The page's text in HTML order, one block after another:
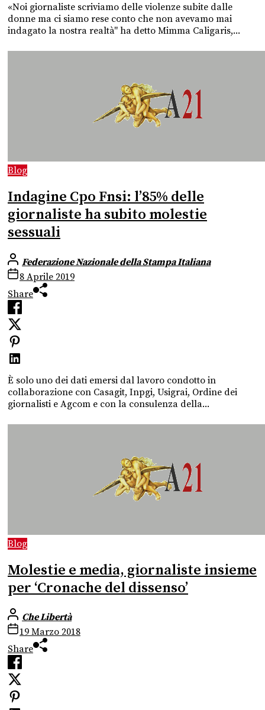
«Noi giornaliste scriviamo delle violenze subite dalle
donne ma ci siamo rese conto che non avevamo mai
indagato la nostra realtà" ha detto Mimma Caligaris,...
Blog
Indagine Cpo Fnsi: l’85% delle
giornaliste ha subito molestie
sessuali
Federazione Nazionale della Stampa Italiana
8 Aprile 2019
Share
È solo uno dei dati emersi dal lavoro condotto in
collaborazione con Casagit, Inpgi, Usigrai, Ordine dei
giornalisti e Agcom e con la consulenza della...
Blog
Molestie e media, giornaliste insieme
per ‘Cronache del dissenso’
Che Libertà
19 Marzo 2018
Share